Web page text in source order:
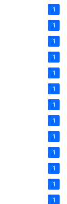
1
1
1
1
1
1
1
1
1
1
1
1
1